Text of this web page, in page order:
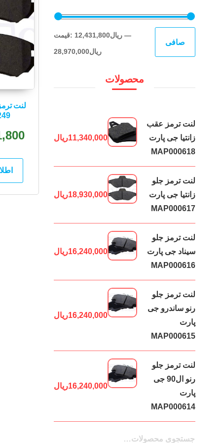
لنت
قیمت
قيمت
صافی
قيمت: 12,431,800ریال—
28,970,000ریال
محصولات
لنت ترمز عقب
زانتیا جی پارت
MAP000618
11,340,000ریال
لنت ترمز جلو
زانتیا جی پارت
MAP000617
18,930,000ریال
لنت ترمز جلو
سیناد جی پارت
MAP000616
16,240,000ریال
لنت ترمز جلو
رنو ساندرو جی
پارت
MAP000615
16,240,000ریال
لنت ترمز جلو
رنو ال90 جی
پارت
MAP000614
16,240,000ریال